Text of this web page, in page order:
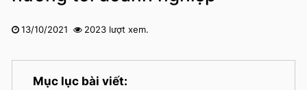
13/10/2021
2023 lượt xem.
Mục lục bài viết: